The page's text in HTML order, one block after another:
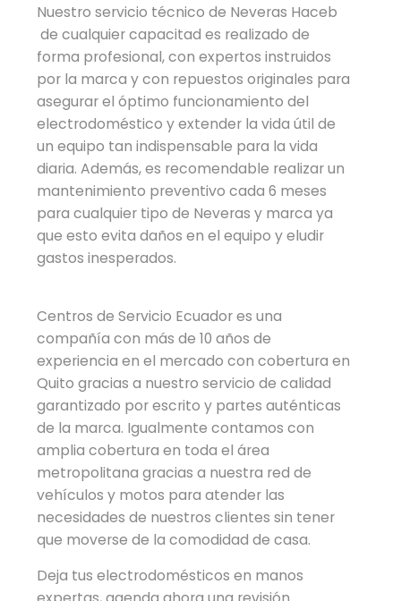
Nuestro servicio técnico de Neveras Haceb
de cualquier capacitad es realizado de
forma profesional, con expertos instruidos
por la marca y con repuestos originales para
asegurar el óptimo funcionamiento del
electrodoméstico y extender la vida útil de
un equipo tan indispensable para la vida
diaria. Además, es recomendable realizar un
mantenimiento preventivo cada 6 meses
para cualquier tipo de Neveras y marca ya
que esto evita daños en el equipo y eludir
gastos inesperados.
Centros de Servicio Ecuador es una
compañía con más de 10 años de
experiencia en el mercado con cobertura en
Quito gracias a nuestro servicio de calidad
garantizado por escrito y partes auténticas
de la marca. Igualmente contamos con
amplia cobertura en toda el área
metropolitana gracias a nuestra red de
vehículos y motos para atender las
necesidades de nuestros clientes sin tener
que moverse de la comodidad de casa.
Deja tus electrodomésticos en manos